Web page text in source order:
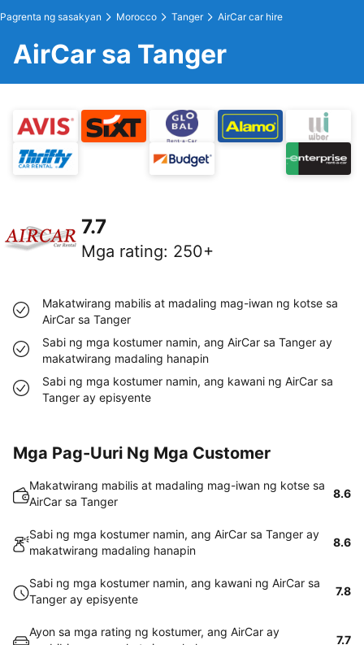
Pagrenta ng sasakyan Morocco Tanger AirCar car hire
AirCar sa Tanger
7.7
Mga rating: 250+
Makatwirang mabilis at madaling mag-iwan ng kotse sa
AirCar sa Tanger
Sabi ng mga kostumer namin, ang AirCar sa Tanger ay
makatwirang madaling hanapin
Sabi ng mga kostumer namin, ang kawani ng AirCar sa
Tanger ay episyente
Mga Pag-Uuri Ng Mga Customer
Makatwirang mabilis at madaling mag-iwan ng kotse sa
AirCar sa Tanger
8.6
Sabi ng mga kostumer namin, ang AirCar sa Tanger ay
makatwirang madaling hanapin
8.6
Sabi ng mga kostumer namin, ang kawani ng AirCar sa
Tanger ay episyente
7.8
Ayon sa mga rating ng kostumer, ang AirCar ay
7.7